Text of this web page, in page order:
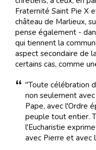
Fraternité Saint Pie X
château de Marlieux,
pense également -
qui tiennent la
aspect secondaire de
certains cas, comme
"Toute célébration
non seulement
Pape, avec l'Ordre
peuple tout entier.
l'Eucharistie
avec Pierre et avec